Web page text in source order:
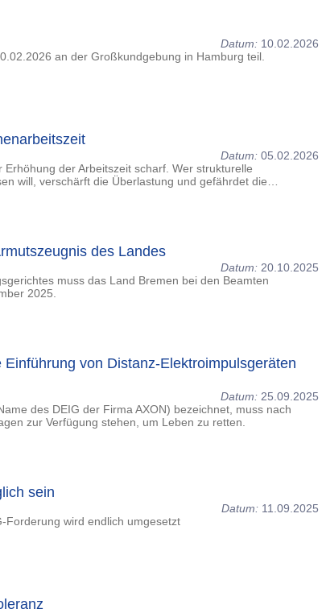
Datum: 10.02.2026
an der Großkundgebung in Hamburg teil.
Datum: 05.02.2026
der Arbeitszeit scharf. Wer strukturelle
will, verschärft die Überlastung und gefährdet die…
des Landes
Datum: 20.10.2025
muss das Land Bremen bei den Beamten
2025.
von Distanz-Elektroimpulsgeräten
Datum: 25.09.2025
des DEIG der Firma AXON) bezeichnet, muss nach
zur Verfügung stehen, um Leben zu retten.
sein
Datum: 11.09.2025
Forderung wird endlich umgesetzt